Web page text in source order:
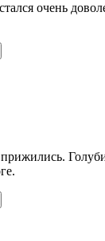
очень